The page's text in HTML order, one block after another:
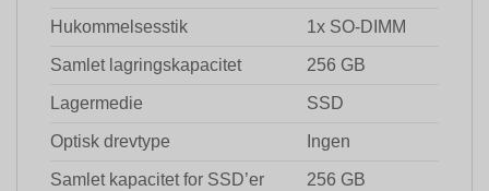
Hukommelsesstik 1x SO-DIMM
Samlet lagringskapacitet 256 GB
Lagermedie SSD
Optisk drevtype Ingen
Samlet kapacitet for SSD’er 256 GB